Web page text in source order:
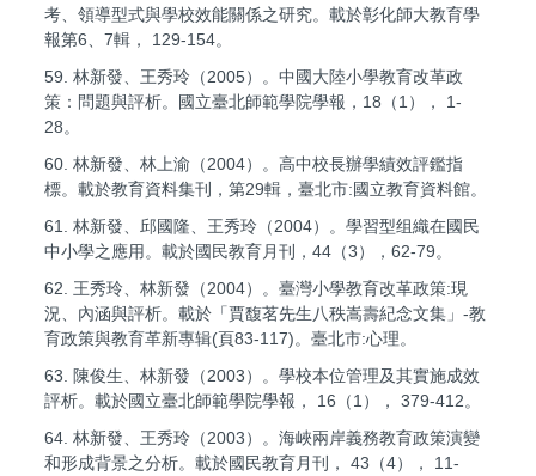
考、領導型式與學校效能關係之研究。載於彰化師大教育學
報第6、7輯， 129-154。
59. 林新發、王秀玲（2005）。中國大陸小學教育改革政
策：問題與評析。國立臺北師範學院學報，18（1）， 1-
28。
60. 林新發、林上渝（2004）。高中校長辦學績效評鑑指
標。載於教育資料集刊，第29輯，臺北市:國立教育資料館。
61. 林新發、邱國隆、王秀玲（2004）。學習型组織在國民
中小學之應用。載於國民教育月刊，44（3），62-79。
62. 王秀玲、林新發（2004）。臺灣小學教育改革政策:現
況、內涵與評析。載於「賈馥茗先生八秩嵩壽紀念文集」-教
育政策與教育革新專辑(頁83-117)。臺北市:心理。
63. 陳俊生、林新發（2003）。學校本位管理及其實施成效
評析。載於國立臺北師範學院學報， 16（1）， 379-412。
64. 林新發、王秀玲（2003）。海峽兩岸義務教育政策演變
和形成背景之分析。載於國民教育月刊， 43（4）， 11-